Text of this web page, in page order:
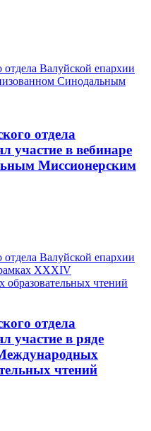
отдела
участие в вебинаре
Миссионерским
отдела
участие в ряде
чтений